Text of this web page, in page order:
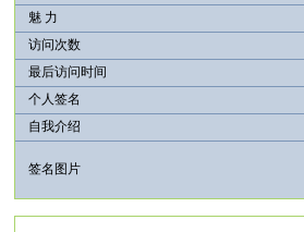
魅 力
访问次数
最后访问时间
个人签名
自我介绍
签名图片